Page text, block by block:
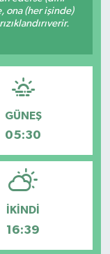
ona (her işinde)
GÜNEŞ
05:30
İKINDI
16:39